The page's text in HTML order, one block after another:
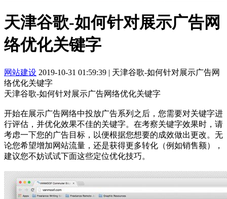
天津谷歌​-如何针对展示广告网
络优化关键字
网站建设 2019-10-31 01:59:39 | 天津谷歌​-如何针对展示广告网
络优化关键字
天津谷歌-如何针对展示广告网络优化关键字
开始在展示广告网络中投放广告系列之后，您需要对关键字进
行评估，并优化效果不佳的关键字。在考察关键字效果时，请
考虑一下您的广告目标，以便根据您想要的成效做出更改。无
论您希望增加网站流量，还是获得更多转化（例如销售额），
建议您不妨试试下面这些定位优化技巧。